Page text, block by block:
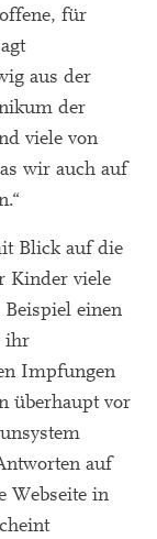
für
aus der
der
viele von
wir auch auf
Blick auf die
Kinder viele
einen
ihr
Impfungen
überhaupt vor
auf
Webseite in